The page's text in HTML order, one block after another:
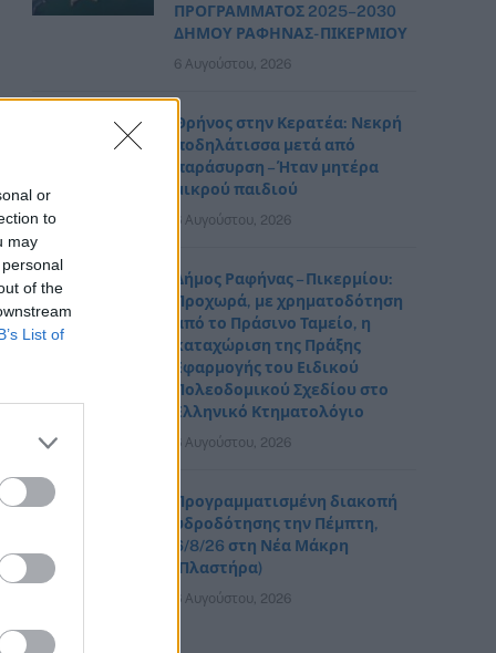
or
to
may
of the
List of
ΠΡΟΓΡΑΜΜΑΤΟΣ 2025–2030
ΔΗΜΟΥ ΡΑΦΗΝΑΣ- ΠΙΚΕΡΜΙΟΥ
6 Αυγούστου, 2026
Θρήνος στην Κερατέα: Νεκρή
ποδηλάτισσα μετά από
παράσυρση – Ήταν μητέρα
μικρού παιδιού
6 Αυγούστου, 2026
Δήμος Ραφήνας – Πικερμίου:
Προχωρά, με χρηματοδότηση
από το Πράσινο Ταμείο, η
καταχώριση της Πράξης
Εφαρμογής του Ειδικού
Πολεοδομικού Σχεδίου στο
Ελληνικό Κτηματολόγιο
6 Αυγούστου, 2026
Προγραμματισμένη διακοπή
υδροδότησης την Πέμπτη,
6/8/26 στη Νέα Μάκρη
(Πλαστήρα)
6 Αυγούστου, 2026